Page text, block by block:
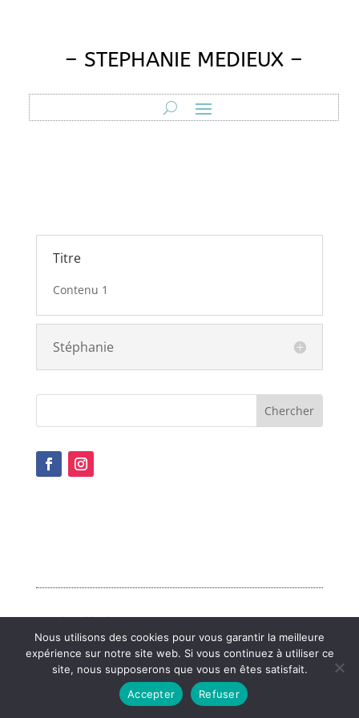
– STEPHANIE MEDIEUX –
Titre
Contenu 1
Stéphanie
Nous utilisons des cookies pour vous garantir la meilleure
expérience sur notre site web. Si vous continuez à utiliser ce
site, nous supposerons que vous en êtes satisfait.
Accepter
Refuser